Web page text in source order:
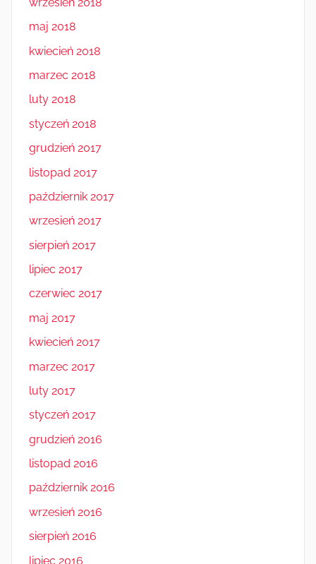
maj 2018
kwiecień 2018
marzec 2018
luty 2018
styczeń 2018
grudzień 2017
listopad 2017
październik 2017
wrzesień 2017
sierpień 2017
lipiec 2017
czerwiec 2017
maj 2017
kwiecień 2017
marzec 2017
luty 2017
styczeń 2017
grudzień 2016
listopad 2016
październik 2016
wrzesień 2016
sierpień 2016
lipiec 2016